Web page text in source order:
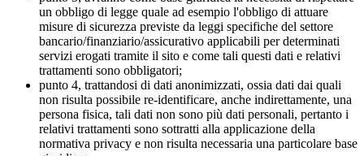
un obbligo di legge quale ad esempio l'obbligo di attuare
misure di sicurezza previste da leggi specifiche del settore
bancario/finanziario/assicurativo applicabili per determinati
servizi erogati tramite il sito e come tali questi dati e relativi
trattamenti sono obbligatori;
punto 4, trattandosi di dati anonimizzati, ossia dati dai quali
non risulta possibile re-identificare, anche indirettamente, una
persona fisica, tali dati non sono più dati personali, pertanto i
relativi trattamenti sono sottratti alla applicazione della
normativa privacy e non risulta necessaria una particolare base